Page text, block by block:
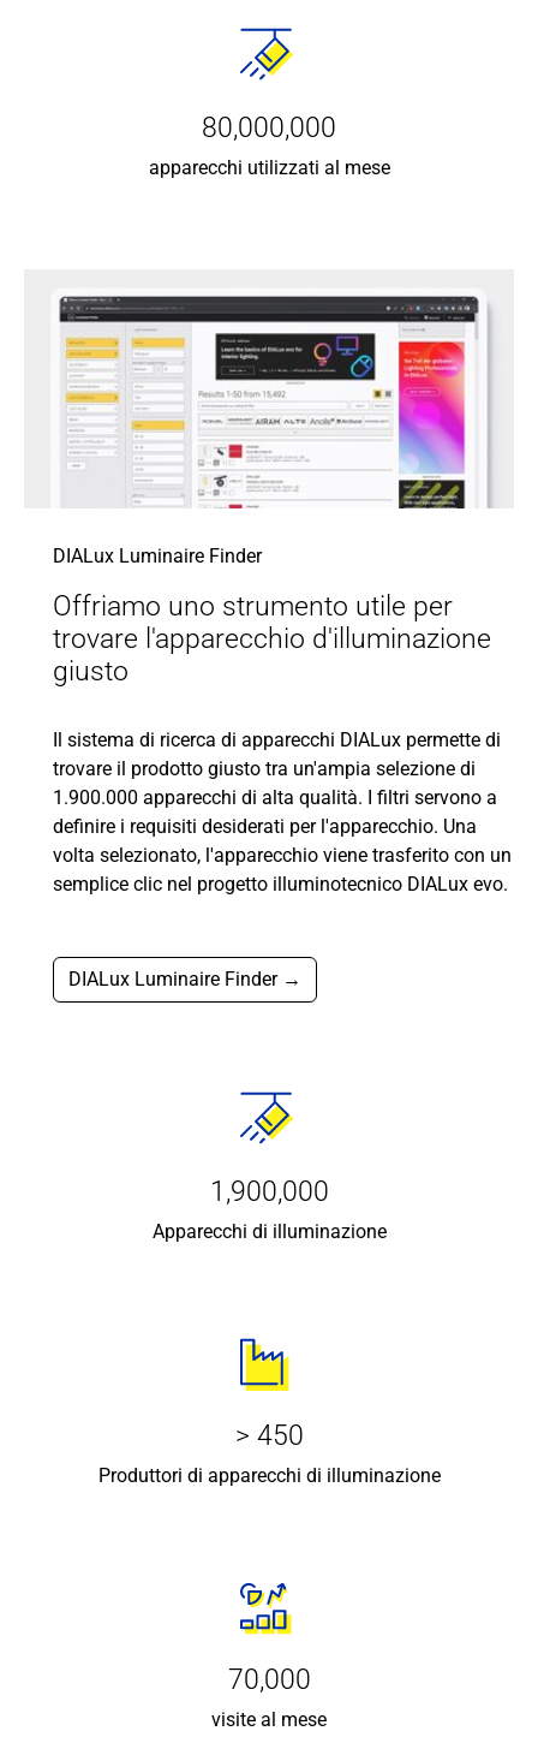
80,000,000
apparecchi utilizzati al mese
DIALux Luminaire Finder
Offriamo uno strumento utile per
trovare l'apparecchio d'illuminazione
giusto
Il sistema di ricerca di apparecchi DIALux permette di
trovare il prodotto giusto tra un'ampia selezione di
1.900.000 apparecchi di alta qualità. I filtri servono a
definire i requisiti desiderati per l'apparecchio. Una
volta selezionato, l'apparecchio viene trasferito con un
semplice clic nel progetto illuminotecnico DIALux evo.
DIALux Luminaire Finder →
1,900,000
Apparecchi di illuminazione
> 450
Produttori di apparecchi di illuminazione
70,000
visite al mese